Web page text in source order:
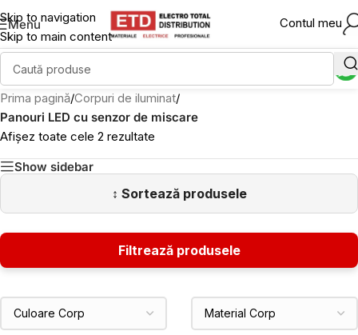
Skip to navigation
Skip to main content
Menu Contul meu
Prima pagină/Corpuri de iluminat/
Panouri LED cu senzor de miscare
Afișez toate cele 2 rezultate
Show sidebar